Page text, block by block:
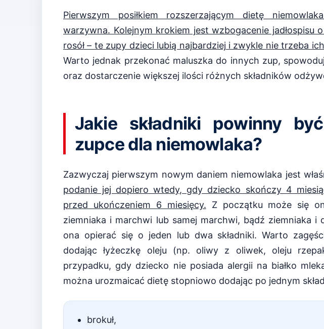
Pierwszym posiłkiem rozszerzającym dietę
warzywna. Kolejnym krokiem jest wzbogacenie jadłospisu
rosół – te zupy dzieci lubią najbardziej i zwykle nie trzeba
Warto jednak przekonać maluszka do innych zup,
oraz dostarczenie większej ilości różnych składników
Jakie składniki powinny
zupce dla niemowlaka?
Zazwyczaj pierwszym nowym daniem niemowlaka jest
podanie jej dopiero wtedy, gdy dziecko skończy 4
przed ukończeniem 6 miesięcy. Z początku może się
ziemniaka i marchwi lub samej marchwi, bądź ziemniaka i
ona opierać się o jeden lub dwa składniki. Warto
dodając łyżeczkę oleju (np. oliwy z oliwek, oleju
przypadku, gdy dziecko nie posiada alergii na białko
można urozmaicać dietę stopniowo dodając po jednym
brokuł,